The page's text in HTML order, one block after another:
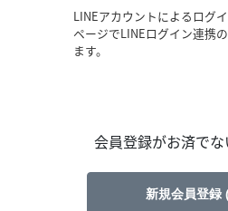
LINEアカウントによるログ
ページでLINEログイン連携
ます。
会員登録がお済で
新規会員登録